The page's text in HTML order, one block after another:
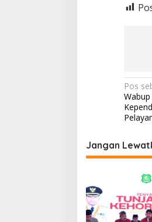
N
a
v
i
g
i
Pos
Jangan